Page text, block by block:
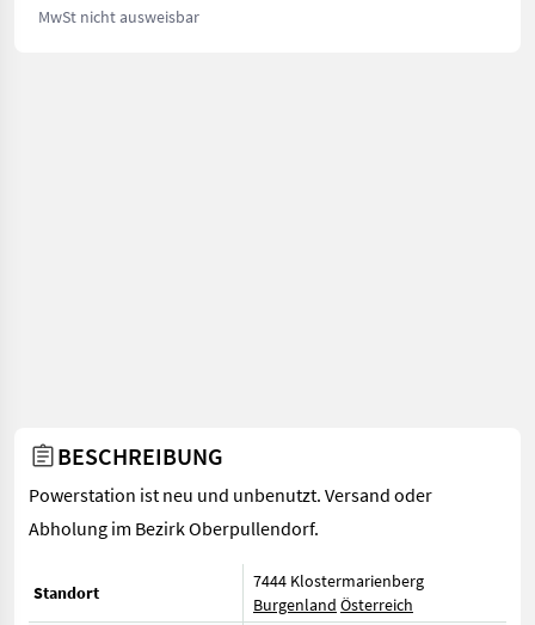
MwSt nicht ausweisbar
BESCHREIBUNG
Powerstation ist neu und unbenutzt. Versand oder
Abholung im Bezirk Oberpullendorf.
Standort
7444 Klostermarienberg
Burgenland Österreich